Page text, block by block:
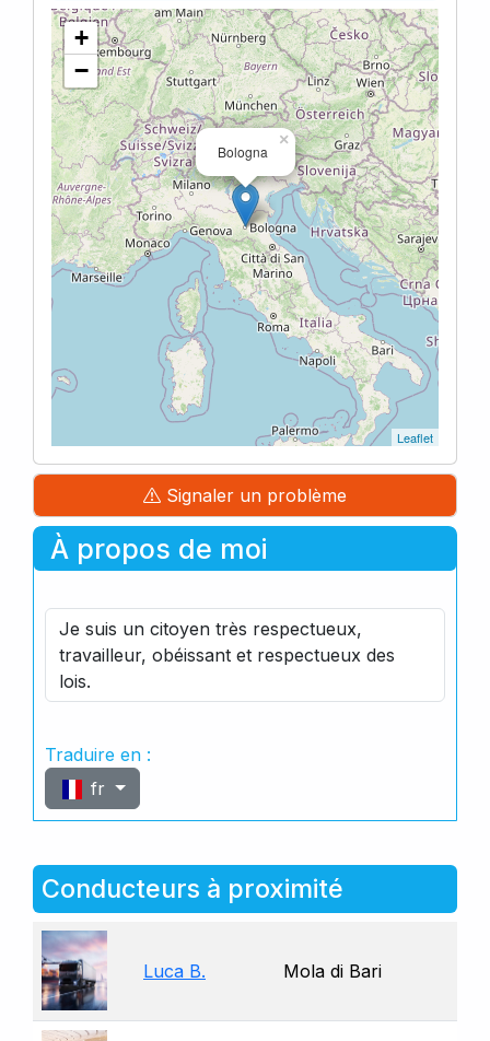
Bologna
×
+
−
Leaflet
Signaler un problème
À propos de moi
Je suis un citoyen très respectueux,
travailleur, obéissant et respectueux des
lois.
Traduire en :
fr
Conducteurs à proximité
Luca B. Mola di Bari